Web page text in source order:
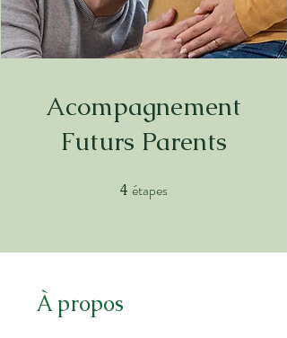
Acompagnement
Futurs Parents
4 étapes
À propos